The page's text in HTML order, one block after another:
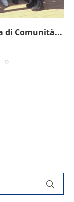
di Comunità...